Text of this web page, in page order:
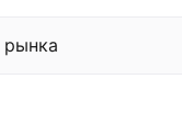
рынка